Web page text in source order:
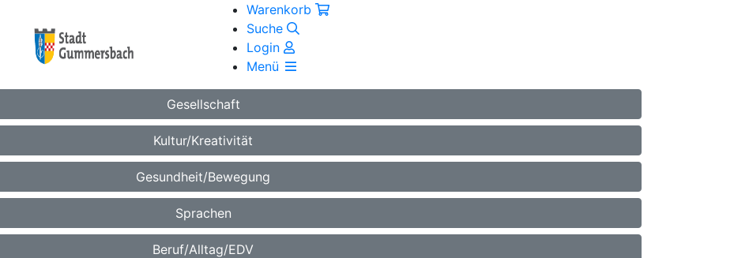
Warenkorb
Suche
Login
Menü
Gesellschaft
Kultur/Kreativität
Gesundheit/Bewegung
Sprachen
Beruf/Alltag/EDV